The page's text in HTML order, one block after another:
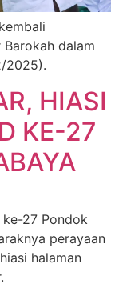
dalam
2025).
HIASI
KE-27
27 Pondok
perayaan
halaman